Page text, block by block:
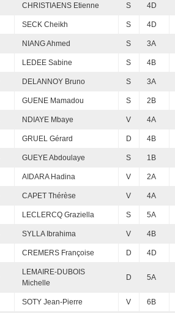
CHRISTIAENS Etienne S 4D
SECK Cheikh S 4D
NIANG Ahmed S 3A
LEDEE Sabine S 4B
DELANNOY Bruno S 3A
GUENE Mamadou S 2B
NDIAYE Mbaye V 4A
GRUEL Gérard D 4B
GUEYE Abdoulaye S 1B
AIDARA Hadina V 2A
CAPET Thérèse V 4A
LECLERCQ Graziella S 5A
SYLLA Ibrahima V 4B
CREMERS Françoise D 4D
LEMAIRE-DUBOIS
Michelle
D 5A
SOTY Jean-Pierre V 6B